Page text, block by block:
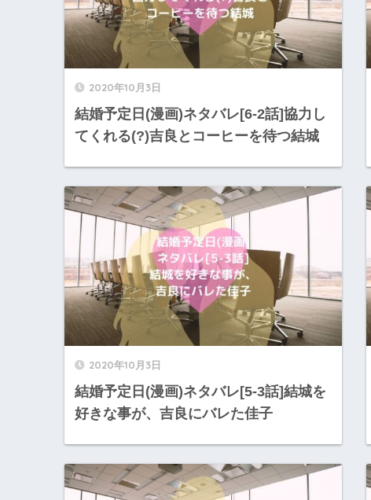
2020年10月3日
結婚予定日(漫画)ネタバレ[6-2話]協力し
てくれる(?)吉良とコーヒーを待つ結城
2020年10月3日
結婚予定日(漫画)ネタバレ[5-3話]結城を
好きな事が、吉良にバレた佳子